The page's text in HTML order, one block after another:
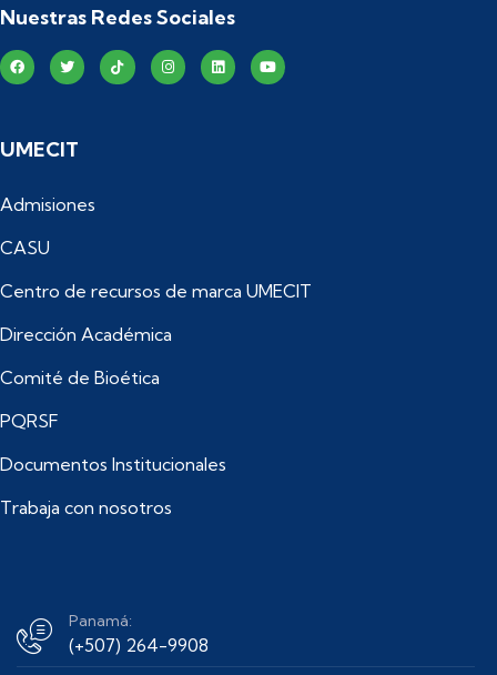
Nuestras Redes Sociales
UMECIT
Admisiones
CASU
Centro de recursos de marca UMECIT
Dirección Académica
Comité de Bioética
PQRSF
Documentos Institucionales
Trabaja con nosotros
Panamá:
(+507) 264-9908